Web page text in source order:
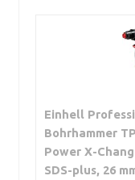
Einhell
Bohrhammer
Power X-
SDS-plus, 26